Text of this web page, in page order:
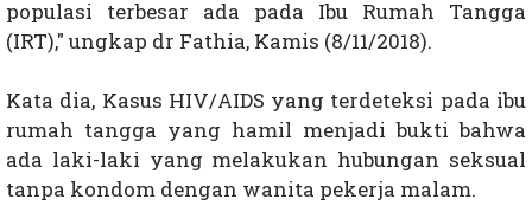
populasi terbesar ada pada Ibu Rumah Tangga
(IRT)," ungkap dr Fathia, Kamis (8/11/2018).
Kata dia, Kasus HIV/AIDS yang terdeteksi pada ibu
rumah tangga yang hamil menjadi bukti bahwa
ada laki-laki yang melakukan hubungan seksual
tanpa kondom dengan wanita pekerja malam.